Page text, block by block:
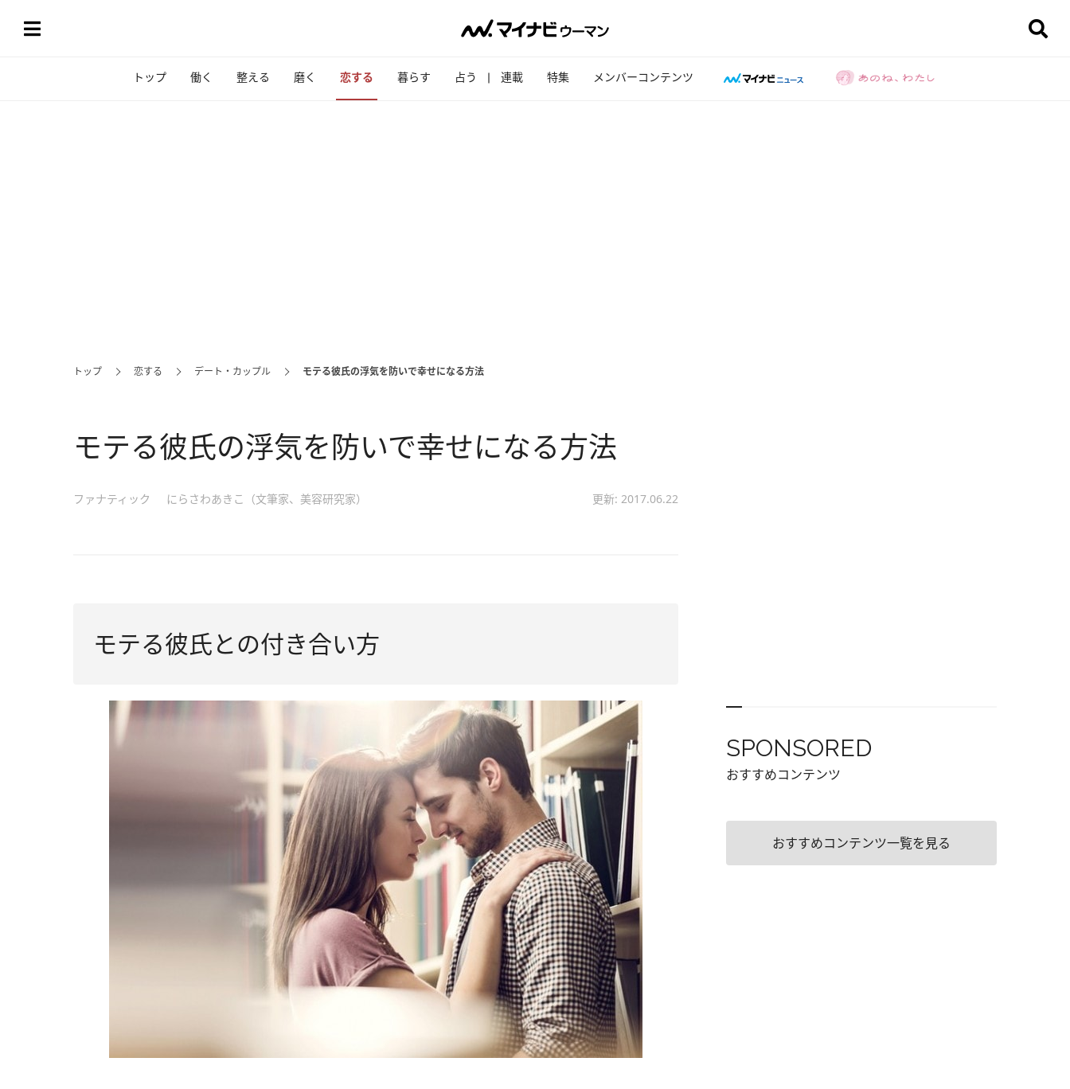
トップ 働く 整える 磨く 恋する 暮らす 占う 連載 特集 メンバーコンテンツ
トップ 恋する デート・カップル モテる彼氏の浮気を防いで幸せになる方法
モテる彼氏の浮気を防いで幸せになる方法
ファナティック にらさわあきこ（文筆家、美容研究家） 更新: 2017.06.22
モテる彼氏との付き合い方
SPONSORED
おすすめコンテンツ
おすすめコンテンツ一覧を見る